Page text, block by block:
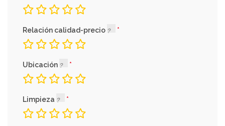
Relación calidad-precio
Ubicación
Limpieza